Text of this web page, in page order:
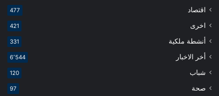
اقتصاد 477
اخرى 421
أنشطة ملكية 331
أخر الاخبار 6٬544
شباب 120
صحة 97